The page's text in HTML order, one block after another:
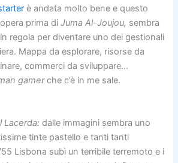
è andata molto bene e questo
prima diJuma Al-Joujou, sembra
regola per diventare uno dei gestionali
Mappa da esplorare, risorse da
commerci da sviluppare…
gamerche c’è in me sale.
Lacerda: dalle immagini sembra uno
tinte pastello e tanti tanti
Lisbona subì un terribile terremoto e i